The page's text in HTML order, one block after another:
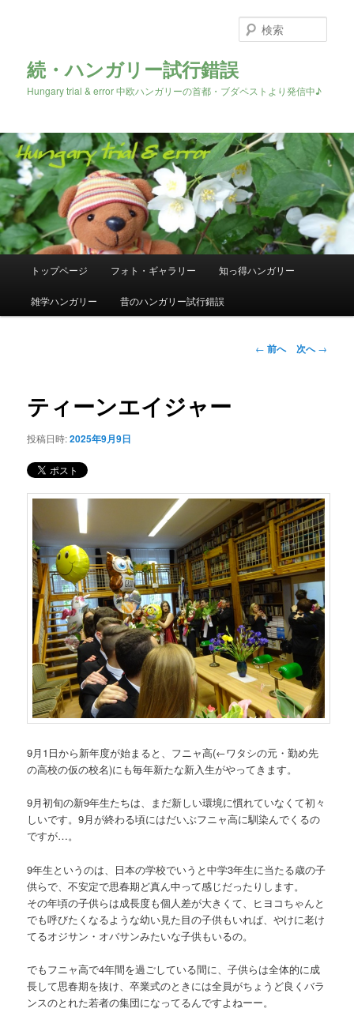
続・ハンガリー試行錯誤
Hungary trial & error 中欧ハンガリーの首都・ブダペストより発信中♪
索
メ
メ
イ
ン
テ
ン
へ
移
動
トップページ フォト・ギャラリー 知っ得ハンガリー
雑学ハンガリー 昔のハンガリー試行錯誤
投← 前へ 次へ→
ティーンエイジャー
投稿日時:2025年9月9日
9月1日から新年度が始まると、フニャ高(←ワタシの元・勤め先
の高校の仮の校名)にも毎年新たな新入生がやってきます。
9月初旬の新9年生たちは、まだ新しい環境に慣れていなくて初々
しいです。9月が終わる頃にはだいぶフニャ高に馴染んでくるの
ですが…。
9年生というのは、日本の学校でいうと中学3年生に当たる歳の子
供らで、不安定で思春期ど真ん中って感じだったりします。
その年頃の子供らは成長度も個人差が大きくて、ヒヨコちゃんと
でも呼びたくなるような幼い見た目の子供もいれば、やけに老け
てるオジサン・オバサンみたいな子供もいるの。
でもフニャ高で4年間を過ごしている間に、子供らは全体的に成
長して思春期を抜け、卒業式のときには全員がちょうど良くバラ
ンスのとれた若者の集団になってるんですよねーー。